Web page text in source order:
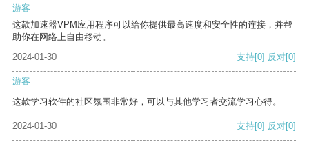
游客
这款加速器VPM应用程序可以给你提供最高速度和安全性的连接，并帮
助你在网络上自由移动。
2024-01-30
支持[0] 反对[0]
游客
这款学习软件的社区氛围非常好，可以与其他学习者交流学习心得。
2024-01-30 支持[0] 反对[0]